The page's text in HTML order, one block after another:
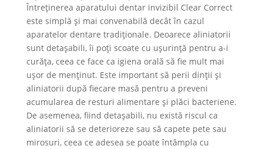
Întreținerea aparatului dentar invizibil Clear Correct
este simplă și mai convenabilă decât în cazul
aparatelor dentare tradiționale. Deoarece aliniatorii
sunt detașabili, îi poți scoate cu ușurință pentru a-i
curăța, ceea ce face ca igiena orală să fie mult mai
ușor de menținut. Este important să perii dinții și
aliniatorii după fiecare masă pentru a preveni
acumularea de resturi alimentare și plăci bacteriene.
De asemenea, fiind detașabili, nu există riscul ca
aliniatorii să se deterioreze sau să capete pete sau
mirosuri, ceea ce adesea se poate întâmpla cu